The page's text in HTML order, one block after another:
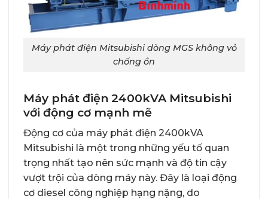
Máy phát điện Mitsubishi dòng MGS không vỏ
chống ồn
Máy phát điện 2400kVA Mitsubishi
với động cơ mạnh mẽ
Động cơ của máy phát điện 2400kVA
Mitsubishi là một trong những yếu tố quan
trọng nhất tạo nên sức mạnh và độ tin cậy
vượt trội của dòng máy này. Đây là loại động
cơ diesel công nghiệp hạng nặng, do